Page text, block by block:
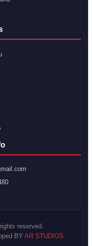
reserved.
BY AR STUDIOS